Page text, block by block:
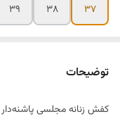
۳۷
۳۸ ۳۹
توضیحات
کفش زنانه مجلسی